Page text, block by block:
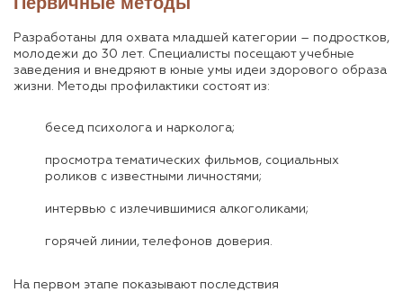
Разработаны для охвата младшей категории – подростков,
молодежи до 30 лет. Специалисты посещают учебные
заведения и внедряют в юные умы идеи здорового образа
жизни. Методы профилактики состоят из:
бесед психолога и нарколога;
просмотра тематических фильмов, социальных
роликов с известными личностями;
интервью с излечившимися алкоголиками;
горячей линии, телефонов доверия.
На первом этапе показывают последствия